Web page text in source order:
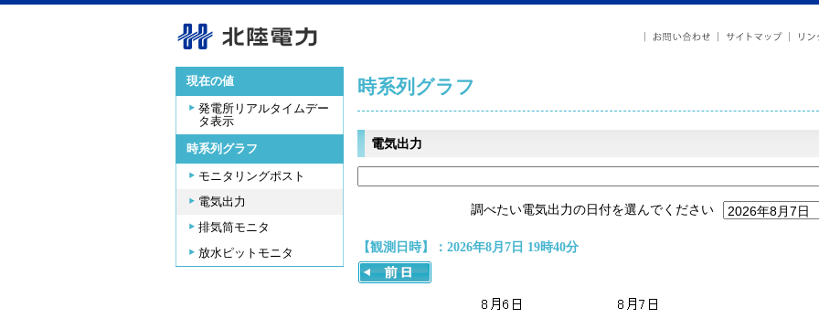
現在の値
発電所リアルタイムデー
タ表示
時系列グラフ
モニタリングポスト
電気出力
排気筒モニタ
放水ピットモニタ
時系列グラフ
電気出力
調べたい電気出力の日付を選んでください
【観測日時】：2026年8月7日 19時40分